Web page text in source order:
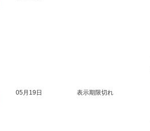
05月19日 表示期限切れ